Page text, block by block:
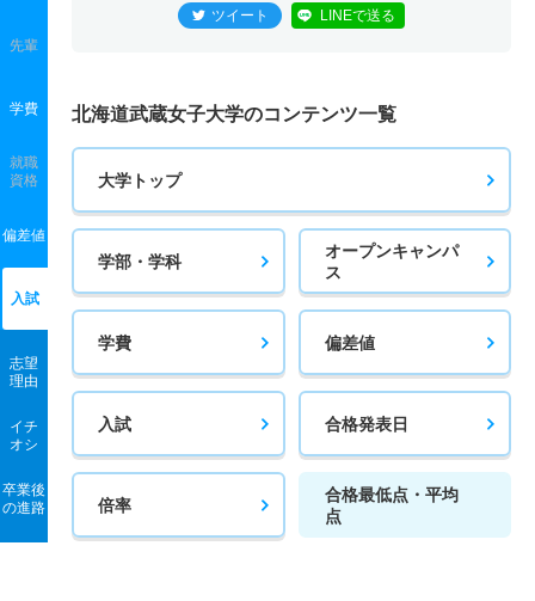
先輩
学費
就職
資格
偏差値
入試
志望
理由
イチ
オシ
卒業後
の進路
ツイート LINEで送る
北海道武蔵女子大学のコンテンツ一覧
大学トップ
学部・学科
オープンキャンパ
ス
学費 偏差値
入試 合格発表日
倍率
合格最低点・平均
点